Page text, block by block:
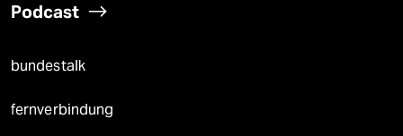
Podcast
bundestalk
fernverbindung